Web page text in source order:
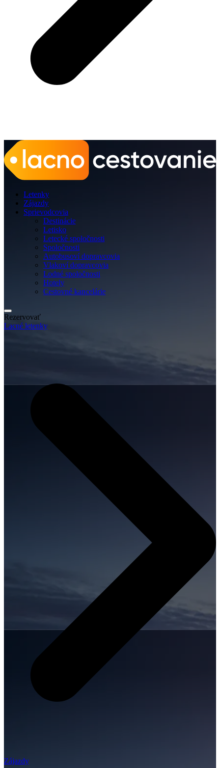
Letenky
Zájazdy
Sprievodcovia
Destinácie
Letisko
Letecké spoločnosti
Spoločnosti
Autobusoví dopravcovia
Vlakoví dopravcovia
Lodné spoločnosti
Hotely
Cestovné kancelárie
Rezervovať
Lacné letenky
Zájazdy